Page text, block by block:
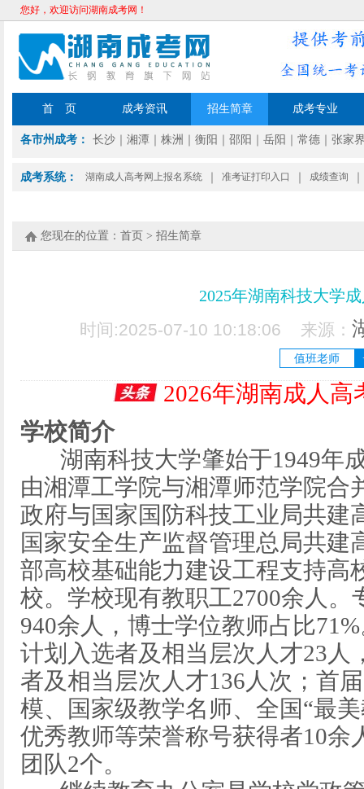
您好，欢迎访问湖南成考网！
首 页 成考资讯 招生简章 成考专业
各市州成考： 长沙 湘潭 株洲 衡阳 邵阳 岳阳 常德 张家
成考系统： 湖南成人高考网上报名系统 准考证打印入口 成绩查询
您现在的位置： 首页 > 招生简章
2025年湖南科技大学
时间:2025-07-10 10:18:06 来源：
值班老师
2026年湖南成人高
学校简介
湖南科技大学肇始于1949年
由湘潭工学院与湘潭师范学院合
政府与国家国防科技工业局共建
国家安全生产监督管理总局共建
部高校基础能力建设工程支持高
校。学校现有教职工2700余人。
940余人，博士学位教师占比
计划入选者及相当层次人才23人
者及相当层次人才136人次；首
模、国家级教学名师、全国“最
优秀教师等荣誉称号获得者10余
团队2个。